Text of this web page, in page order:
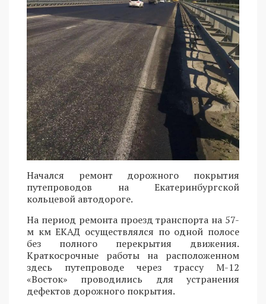
Начался ремонт дорожного покрытия
путепроводов на Екатеринбургской
кольцевой автодороге.
На период ремонта проезд транспорта на 57-
м км ЕКАД осуществлялся по одной полосе
без полного перекрытия движения.
Краткосрочные работы на расположенном
здесь путепроводе через трассу М-12
«Восток» проводились для устранения
дефектов дорожного покрытия.